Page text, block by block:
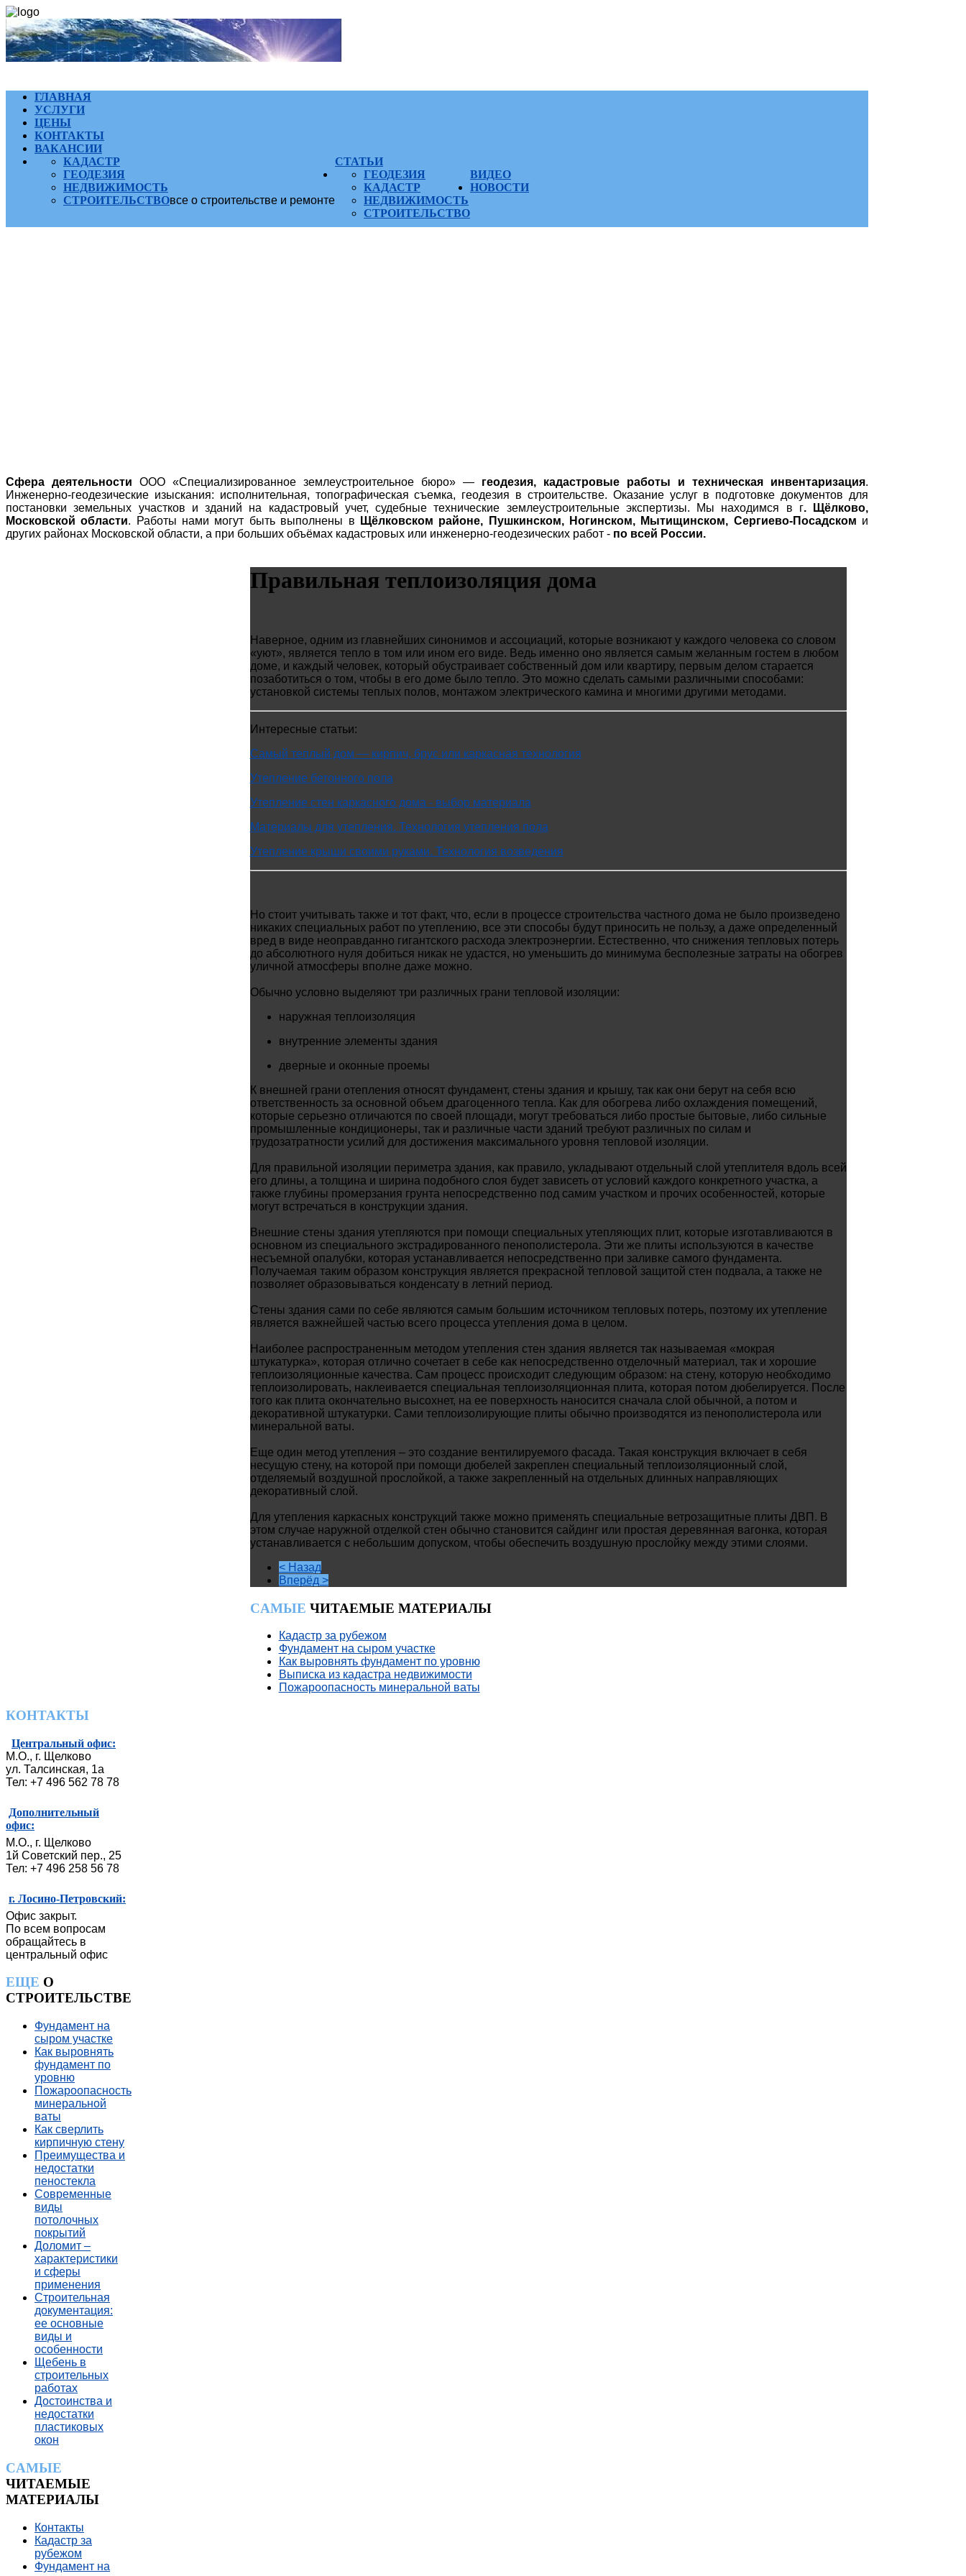
ГЛАВНАЯ
УСЛУГИ
ЦЕНЫ
КОНТАКТЫ
ВАКАНСИИ
СТАТЬИ
КАДАСТР
ГЕОДЕЗИЯ
НЕДВИЖИМОСТЬ
СТРОИТЕЛЬСТВОвсе о строительстве и ремонте
ВИДЕО
ГЕОДЕЗИЯ
КАДАСТР
НЕДВИЖИМОСТЬ
СТРОИТЕЛЬСТВО
НОВОСТИ
Сфера деятельности ООО «Специализированное землеустроительное бюро» — геодезия, кадастровые работы и техническая инвентаризация.
Инженерно-геодезические изыскания: исполнительная, топографическая съемка, геодезия в строительстве. Оказание услуг в подготовке документов для
постановки земельных участков и зданий на кадастровый учет, судебные технические землеустроительные экспертизы. Мы находимся в г. Щёлково,
Московской области. Работы нами могут быть выполнены в Щёлковском районе, Пушкинском, Ногинском, Мытищинском, Сергиево-Посадском и
других районах Московской области, а при больших объёмах кадастровых или инженерно-геодезических работ - по всей России.
Правильная теплоизоляция дома
Наверное, одним из главнейших синонимов и ассоциаций, которые возникают у каждого человека со словом
«уют», является тепло в том или ином его виде. Ведь именно оно является самым желанным гостем в любом
доме, и каждый человек, который обустраивает собственный дом или квартиру, первым делом старается
позаботиться о том, чтобы в его доме было тепло. Это можно сделать самыми различными способами:
установкой системы теплых полов, монтажом электрического камина и многими другими методами.
Интересные статьи:
Самый теплый дом — кирпич, брус или каркасная технология
Утепление бетонного пола
Утепление стен каркасного дома - выбор материала
Материалы для утепления. Технология утепления пола
Утепление крыши своими руками. Технология возведения
Но стоит учитывать также и тот факт, что, если в процессе строительства частного дома не было произведено
никаких специальных работ по утеплению, все эти способы будут приносить не пользу, а даже определенный
вред в виде неоправданно гигантского расхода электроэнергии. Естественно, что снижения тепловых потерь
до абсолютного нуля добиться никак не удастся, но уменьшить до минимума бесполезные затраты на обогрев
уличной атмосферы вполне даже можно.
Обычно условно выделяют три различных грани тепловой изоляции:
наружная теплоизоляция
внутренние элементы здания
дверные и оконные проемы
К внешней грани отепления относят фундамент, стены здания и крышу, так как они берут на себя всю
ответственность за основной объем драгоценного тепла. Как для обогрева либо охлаждения помещений,
которые серьезно отличаются по своей площади, могут требоваться либо простые бытовые, либо сильные
промышленные кондиционеры, так и различные части зданий требуют различных по силам и
трудозатратности усилий для достижения максимального уровня тепловой изоляции.
Для правильной изоляции периметра здания, как правило, укладывают отдельный слой утеплителя вдоль всей
его длины, а толщина и ширина подобного слоя будет зависеть от условий каждого конкретного участка, а
также глубины промерзания грунта непосредственно под самим участком и прочих особенностей, которые
могут встречаться в конструкции здания.
Внешние стены здания утепляются при помощи специальных утепляющих плит, которые изготавливаются в
основном из специального экстрадированного пенополистерола. Эти же плиты используются в качестве
несъемной опалубки, которая устанавливается непосредственно при заливке самого фундамента.
Получаемая таким образом конструкция является прекрасной тепловой защитой стен подвала, а также не
позволяет образовываться конденсату в летний период.
Стены здания сами по себе являются самым большим источником тепловых потерь, поэтому их утепление
является важнейшей частью всего процесса утепления дома в целом.
Наиболее распространенным методом утепления стен здания является так называемая «мокрая
штукатурка», которая отлично сочетает в себе как непосредственно отделочный материал, так и хорошие
теплоизоляционные качества. Сам процесс происходит следующим образом: на стену, которую необходимо
теплоизолировать, наклеивается специальная теплоизоляционная плита, которая потом дюбелируется. После
того как плита окончательно высохнет, на ее поверхность наносится сначала слой обычной, а потом и
декоративной штукатурки. Сами теплоизолирующие плиты обычно производятся из пенополистерола или
минеральной ваты.
Еще один метод утепления – это создание вентилируемого фасада. Такая конструкция включает в себя
несущую стену, на которой при помощи дюбелей закреплен специальный теплоизоляционный слой,
отделяемый воздушной прослойкой, а также закрепленный на отдельных длинных направляющих
декоративный слой.
Для утепления каркасных конструкций также можно применять специальные ветрозащитные плиты ДВП. В
этом случае наружной отделкой стен обычно становится сайдинг или простая деревянная вагонка, которая
устанавливается с небольшим допуском, чтобы обеспечить воздушную прослойку между этими слоями.
< Назад
Вперёд >
CАМЫЕ ЧИТАЕМЫЕ МАТЕРИАЛЫ
Кадастр за рубежом
Фундамент на сыром участке
Как выровнять фундамент по уровню
Выписка из кадастра недвижимости
Пожароопасность минеральной ваты
КОНТАКТЫ
Центральный офис:
М.О., г. Щелково
ул. Талсинская, 1а
Тел: +7 496 562 78 78
Дополнительный
офис:
М.О., г. Щелково
1й Советский пер., 25
Тел: +7 496 258 56 78
г. Лосино-Петровский:
Офис закрыт.
По всем вопросам
обращайтесь в
центральный офис
ЕЩЕ О
СТРОИТЕЛЬСТВЕ
Фундамент на
сыром участке
Как выровнять
фундамент по
уровню
Пожароопасность
минеральной
ваты
Как сверлить
кирпичную стену
Преимущества и
недостатки
пеностекла
Современные
виды
потолочных
покрытий
Доломит –
характеристики
и сферы
применения
Строительная
документация:
ее основные
виды и
особенности
Щебень в
строительных
работах
Достоинства и
недостатки
пластиковых
окон
CАМЫЕ
ЧИТАЕМЫЕ
МАТЕРИАЛЫ
Контакты
Кадастр за
рубежом
Фундамент на